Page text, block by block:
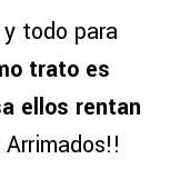
todo para
trato es
ellos rentan